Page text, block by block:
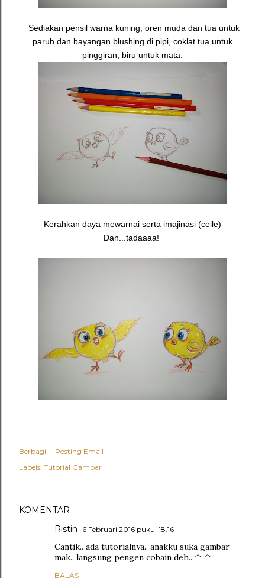
Sediakan pensil warna kuning, oren muda dan tua untuk
paruh dan bayangan blushing di pipi, coklat tua untuk
pinggiran, biru untuk mata.
Kerahkan daya mewarnai serta imajinasi (ceile)
Dan...tadaaaa!
Berbagi
Posting Email
Labels: Tutorial Gambar
KOMENTAR
Ristin
6 Februari 2016 pukul 18.16
Cantik.. ada tutorialnya.. anakku suka gambar
mak.. langsung pengen cobain deh.. ^ ^
BALAS